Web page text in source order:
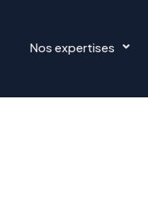
Nos expertises